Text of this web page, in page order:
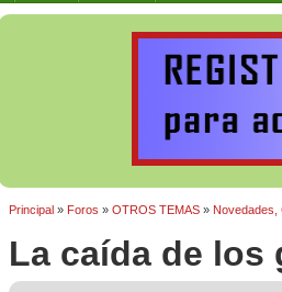
Principal» Foros » OTROS TEMAS» Novedades,
La caída de los